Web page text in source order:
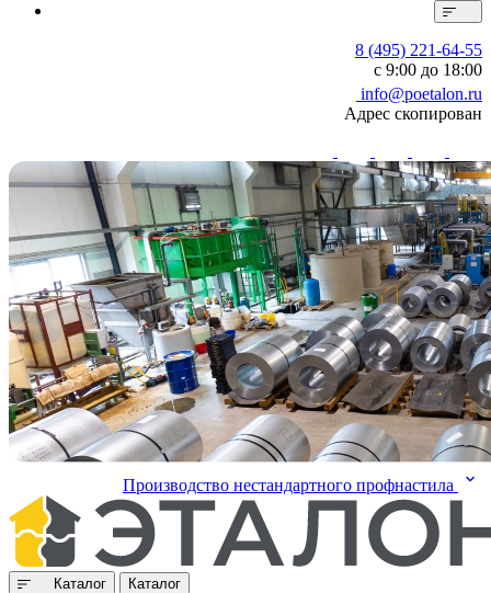
8 (495) 221-64-55
с 9:00 до 18:00
info@poetalon.ru
Адрес скопирован
Производство нестандартного профнастила
Каталог Каталог